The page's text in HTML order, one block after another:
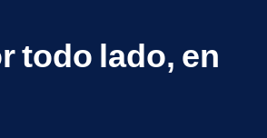
todo lado, en